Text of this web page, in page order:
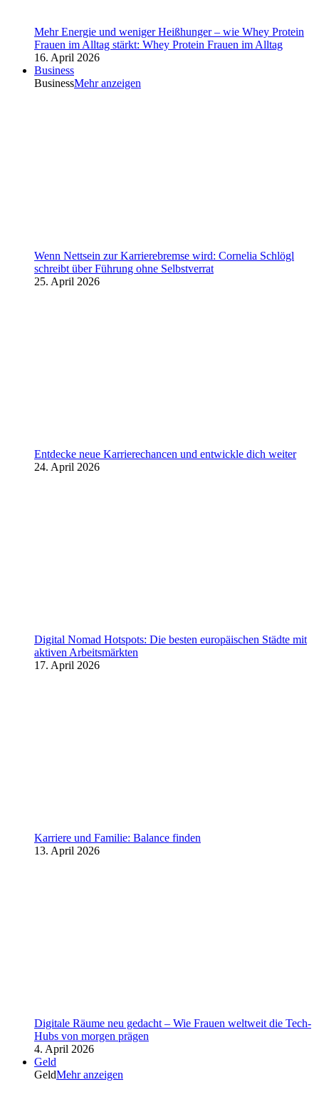
Mehr Energie und weniger Heißhunger – wie Whey Protein
Frauen im Alltag stärkt: Whey Protein Frauen im Alltag
16. April 2026
Business
BusinessMehr anzeigen
Wenn Nettsein zur Karrierebremse wird: Cornelia Schlögl
schreibt über Führung ohne Selbstverrat
25. April 2026
Entdecke neue Karrierechancen und entwickle dich weiter
24. April 2026
Digital Nomad Hotspots: Die besten europäischen Städte mit
aktiven Arbeitsmärkten
17. April 2026
Karriere und Familie: Balance finden
13. April 2026
Digitale Räume neu gedacht – Wie Frauen weltweit die Tech-
Hubs von morgen prägen
4. April 2026
Geld
GeldMehr anzeigen